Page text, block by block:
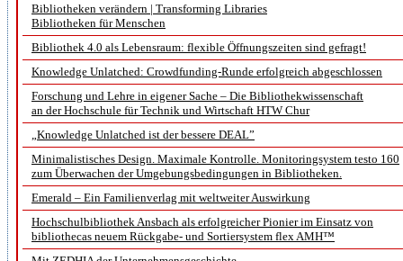
Bibliotheken verändern | Transforming Libraries
Bibliotheken für Menschen
Bibliothek 4.0 als Lebensraum: flexible Öffnungszeiten sind gefragt!
Knowledge Unlatched: Crowdfunding-Runde erfolgreich abgeschlossen
Forschung und Lehre in eigener Sache – Die Bibliothekwissenschaft
an der Hochschule für Technik und Wirtschaft HTW Chur
„Knowledge Unlatched ist der bessere DEAL”
Minimalistisches Design. Maximale Kontrolle. Monitoringsystem testo 160
zum Überwachen der Umgebungsbedingungen in Bibliotheken.
Emerald – Ein Familienverlag mit weltweiter Auswirkung
Hochschulbibliothek Ansbach als erfolgreicher Pionier im Einsatz von
bibliothecas neuem Rückgabe- und Sortiersystem flex AMH™
eHeritage in diesem
Nachdem die Staatsbibliothek
Potsdam bereits 2014 mit dem
Humboldts Amerikanische
und Epistemologieim Rahmen
erfolgreich war, konnte sie sich
Bewilligung ihres
Ausschreibung freuen.